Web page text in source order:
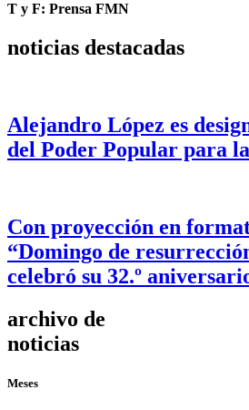
T y F: Prensa FMN
noticias destacadas
Alejandro López es
del Poder Popular para
Con proyección en
“Domingo de
celebró su 32.º
archivo de
noticias
Meses